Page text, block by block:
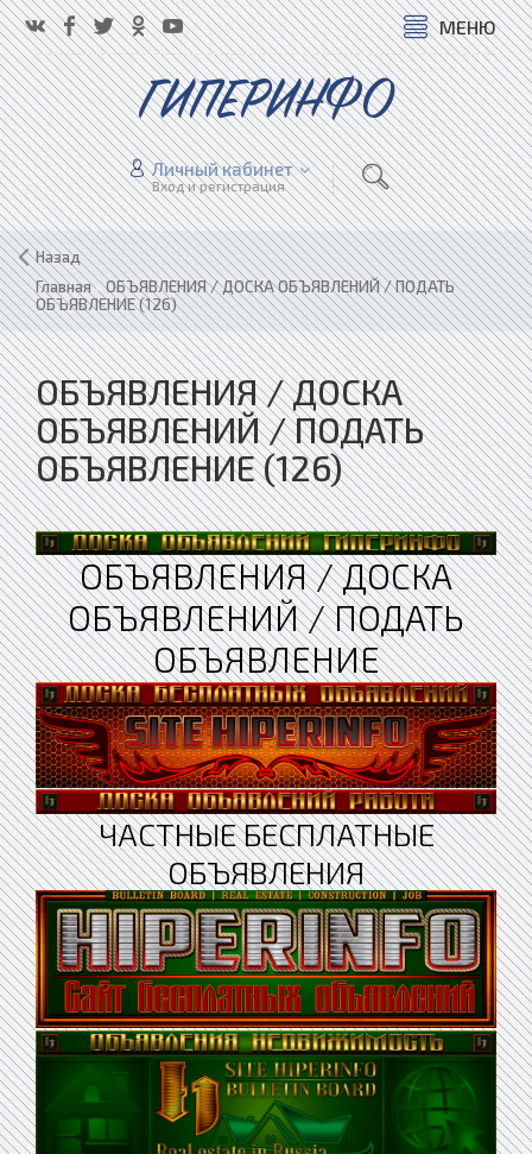
МЕНЮ
ГИПЕРИНФО
Личный кабинет
Вход и регистрация
Назад
Главная»ОБЪЯВЛЕНИЯ / ДОСКА ОБЪЯВЛЕНИЙ / ПОДАТЬ
ОБЪЯВЛЕНИЕ (126)
ОБЪЯВЛЕНИЯ / ДОСКА
ОБЪЯВЛЕНИЙ / ПОДАТЬ
ОБЪЯВЛЕНИЕ (126)
ОБЪЯВЛЕНИЯ / ДОСКА
ОБЪЯВЛЕНИЙ / ПОДАТЬ
ОБЪЯВЛЕНИЕ
ЧАСТНЫЕ БЕСПЛАТНЫЕ
ОБЪЯВЛЕНИЯ